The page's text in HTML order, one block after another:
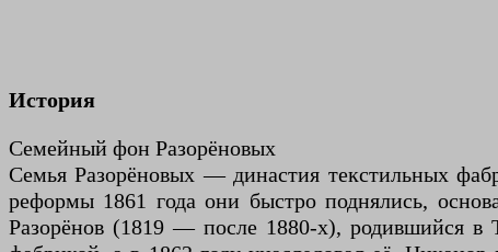
История
Семейный фон Разорёновых
Семья Разорёновых — династия текстильных
реформы 1861 года они быстро поднялись,
Разорёнов (1819 — после 1880-х), родившийся в